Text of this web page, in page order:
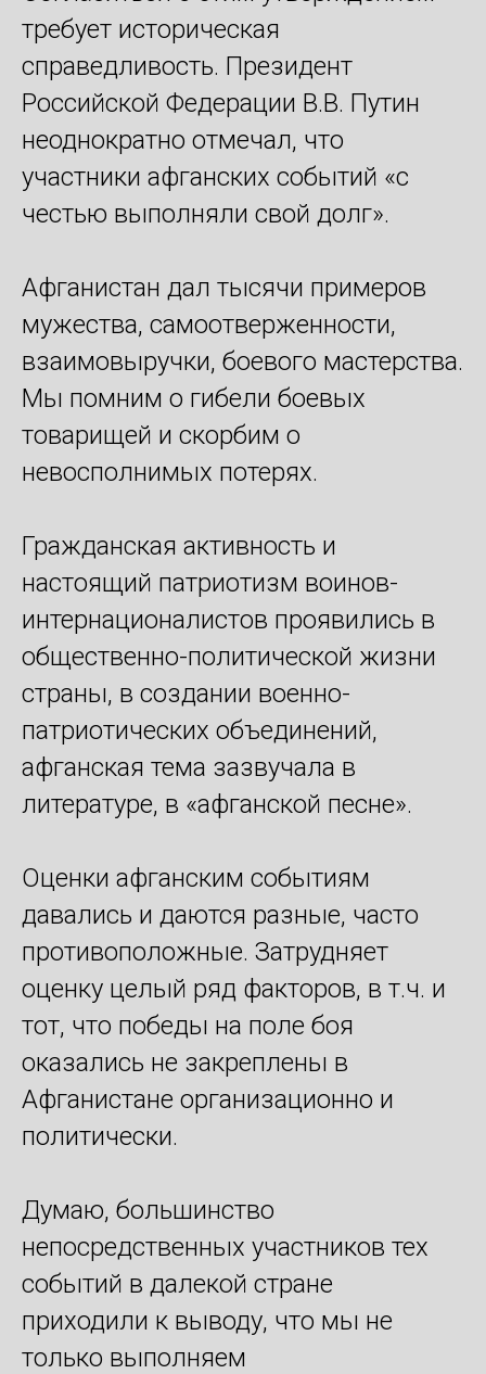
требует историческая
справедливость. Президент
Российской Федерации В.В. Путин
неоднократно отмечал, что
участники афганских событий «с
честью выполняли свой долг».
Афганистан дал тысячи примеров
мужества, самоотверженности,
взаимовыручки, боевого мастерства.
Мы помним о гибели боевых
товарищей и скорбим о
невосполнимых потерях.
Гражданская активность и
настоящий патриотизм воинов-
интернационалистов проявились в
общественно-политической жизни
страны, в создании военно-
патриотических объединений,
афганская тема зазвучала в
литературе, в «афганской песне».
Оценки афганским событиям
давались и даются разные, часто
противоположные. Затрудняет
оценку целый ряд факторов, в т.ч. и
тот, что победы на поле боя
оказались не закреплены в
Афганистане организационно и
политически.
Думаю, большинство
непосредственных участников тех
событий в далекой стране
приходили к выводу, что мы не
только выполняем